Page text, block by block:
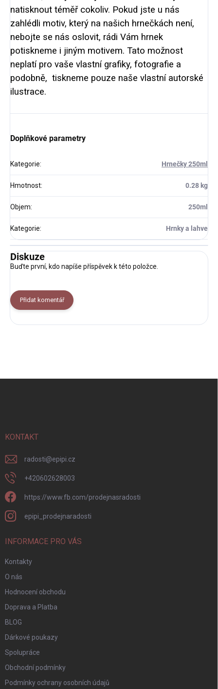
natisknout téměř cokoliv. Pokud jste u nás
zahlédli motiv, který na našich hrnečkách není,
nebojte se nás oslovit, rádi Vám hrnek
potiskneme i jiným motivem. Tato možnost
neplatí pro vaše vlastní grafiky, fotografie a
podobně, tiskneme pouze naše vlastní autorské
ilustrace.
Doplňkové parametry
Kategorie: Hrnečky 250ml
Hmotnost: 0.28 kg
Objem: 250ml
Kategorie: Hrnky a lahve
Diskuze
Buďte první, kdo napíše příspěvek k této položce.
Přidat komentář
KONTAKT
radosti@epipi.cz
+420602628003
https://www.fb.com/prodejnasradosti
epipi_prodejnaradosti
INFORMACE PRO VÁS
Kontakty
O nás
Hodnocení obchodu
Doprava a Platba
BLOG
Dárkové poukazy
Spolupráce
Obchodní podmínky
Podmínky ochrany osobních údajů